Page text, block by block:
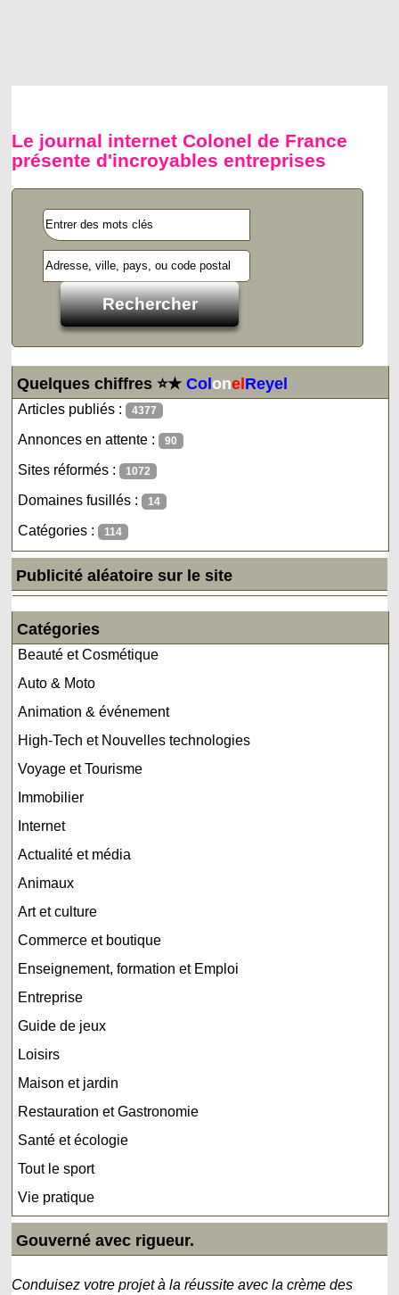
Le journal internet Colonel de France
présente d'incroyables entreprises
Quelques chiffres ⭐★ColonelReyel
Articles publiés : 4377
Annonces en attente : 90
Sites réformés : 1072
Domaines fusillés : 14
Catégories : 114
Publicité aléatoire sur le site
Catégories
Beauté et Cosmétique
Auto & Moto
Animation & événement
High-Tech et Nouvelles technologies
Voyage et Tourisme
Immobilier
Internet
Actualité et média
Animaux
Art et culture
Commerce et boutique
Enseignement, formation et Emploi
Entreprise
Guide de jeux
Loisirs
Maison et jardin
Restauration et Gastronomie
Santé et écologie
Tout le sport
Vie pratique
Gouverné avec rigueur.
Conduisez votre projet à la réussite avec la crème des